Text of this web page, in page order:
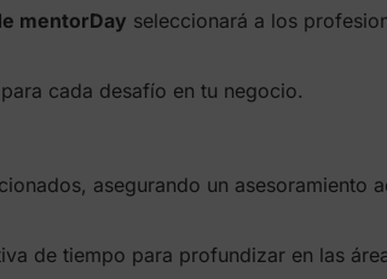
mentorDay seleccionará a los
cada desafío en tu negocio.
asegurando un asesoramiento
de tiempo para profundizar en las